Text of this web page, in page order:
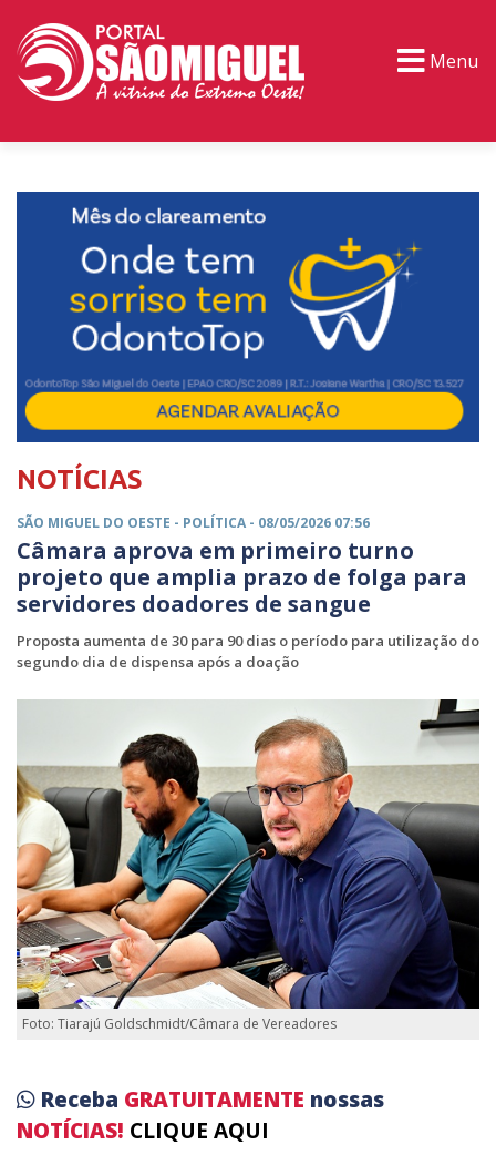
Menu
NOTÍCIAS
SÃO MIGUEL DO OESTE - POLÍTICA - 08/05/2026 07:56
Câmara aprova em primeiro turno
projeto que amplia prazo de folga para
servidores doadores de sangue
Proposta aumenta de 30 para 90 dias o período para utilização do
segundo dia de dispensa após a doação
Foto: Tiarajú Goldschmidt/Câmara de Vereadores
Receba GRATUITAMENTE nossas
NOTÍCIAS! CLIQUE AQUI